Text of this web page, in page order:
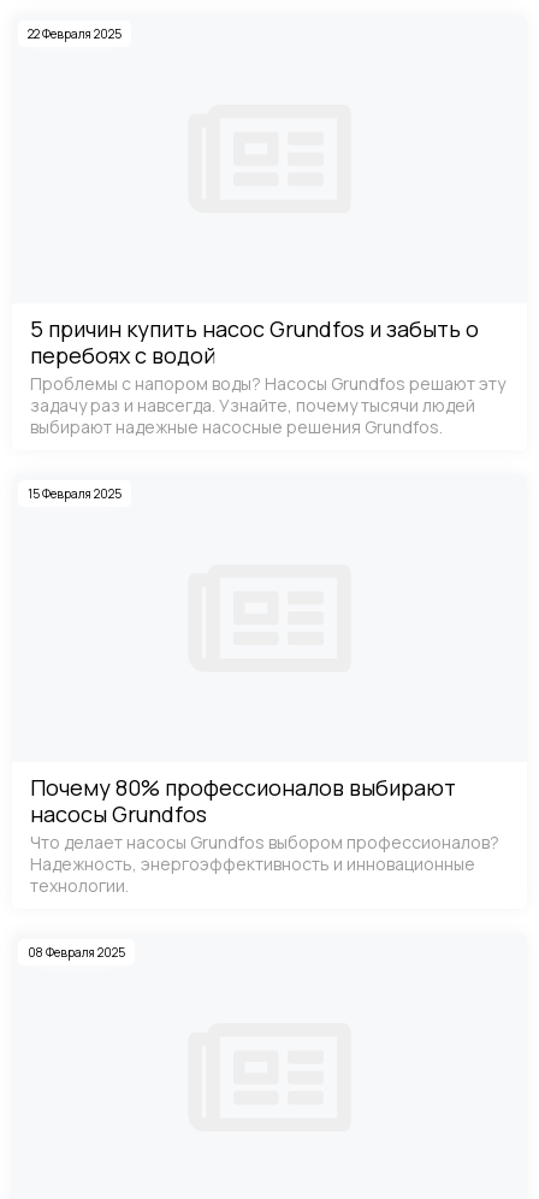
22 Февраля 2025
5 причин купить насос Grundfos и забыть о
перебоях с водой
Проблемы с напором воды? Насосы Grundfos решают эту
задачу раз и навсегда. Узнайте, почему тысячи людей
выбирают надежные насосные решения Grundfos.
15 Февраля 2025
Почему 80% профессионалов выбирают
насосы Grundfos
Что делает насосы Grundfos выбором профессионалов?
Надежность, энергоэффективность и инновационные
технологии.
08 Февраля 2025